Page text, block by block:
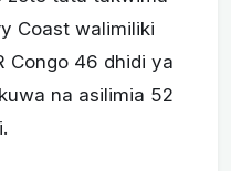
Coast walimiliki
Congo 46 dhidi ya
na asilimia 52